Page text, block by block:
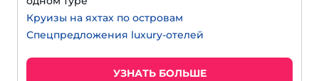
Круизы на яхтах по островам
Спецпредложения luxury-отелей
УЗНАТЬ БОЛЬШЕ